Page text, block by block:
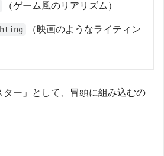
（ゲーム風のリアリズム）
（映画のようなライティン
ター」として、冒頭に組み込むの